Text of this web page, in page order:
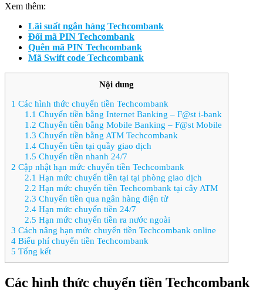
Xem thêm:
Lãi suất ngân hàng Techcombank
Đổi mã PIN Techcombank
Quên mã PIN Techcombank
Mã Swift code Techcombank
Nội dung
1 Các hình thức chuyển tiền Techcombank
1.1 Chuyển tiền bằng Internet Banking – F@st i-bank
1.2 Chuyển tiền bằng Mobile Banking – F@st Mobile
1.3 Chuyển tiền bằng ATM Techcombank
1.4Chuyển tiền tại quầy giao dịch
1.5 Chuyển tiền nhanh 24/7
2 Cập nhật hạn mức chuyển tiền Techcombank
2.1 Hạn mức chuyển tiền tại tại phòng giao dịch
2.2 Hạn mức chuyển tiền Techcombank tại cây ATM
2.3 Chuyển tiền qua ngân hàng điện tử
2.4Hạn mức chuyển tiền 24/7
2.5 Hạn mức chuyển tiền ra nước ngoài
3 Cách nâng hạn mức chuyển tiền Techcombank online
4 Biểu phí chuyển tiền Techcombank
5 Tổng kết
Các hình thức chuyển tiền Techcombank